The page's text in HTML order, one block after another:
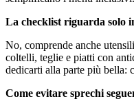
La checklist riguarda solo
No, comprende anche
coltelli, teglie e piatti con
dedicarti alla parte più bella:
Come evitare sprechi